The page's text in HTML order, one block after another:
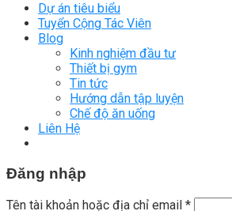
Dự án tiêu biểu
Tuyển Cộng Tác Viên
Blog
Kinh nghiệm đầu tư
Thiết bị gym
Tin tức
Hướng dẫn tập luyện
Chế độ ăn uống
Liên Hệ
Đăng nhập
Tên tài khoản hoặc địa chỉ email *